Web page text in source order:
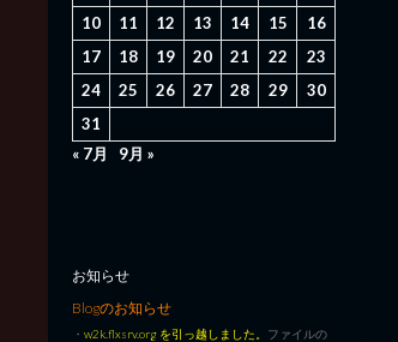
10
11 12 13 14 15
16
17
18 19 20 21 22
23
24
25 26 27 28 29
30
31
« 7月
9月 »
お知らせ
Blogのお知らせ
・ w2k.flxsrv.org を引っ越しました。 ファイルの